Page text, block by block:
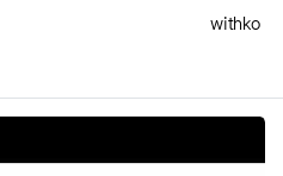
등록자
withko